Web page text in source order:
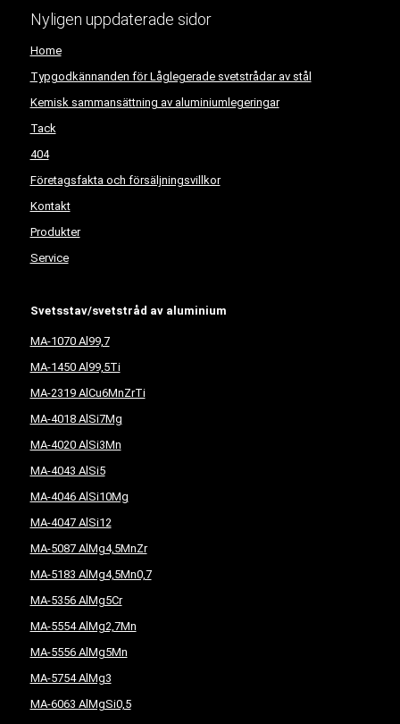
Nyligen uppdaterade sidor
Home
Typgodkännanden för Låglegerade svetstrådar av stål
Kemisk sammansättning av aluminiumlegeringar
Tack
404
Företagsfakta och försäljningsvillkor
Kontakt
Produkter
Service
Svetsstav/svetstråd av aluminium
MA-1070 Al99,7
MA-1450 Al99,5Ti
MA-2319 AlCu6MnZrTi
MA-4018 AlSi7Mg
MA-4020 AlSi3Mn
MA-4043 AlSi5
MA-4046 AlSi10Mg
MA-4047 AlSi12
MA-5087 AlMg4,5MnZr
MA-5183 AlMg4,5Mn0,7
MA-5356 AlMg5Cr
MA-5554 AlMg2,7Mn
MA-5556 AlMg5Mn
MA-5754 AlMg3
MA-6063 AlMgSi0,5